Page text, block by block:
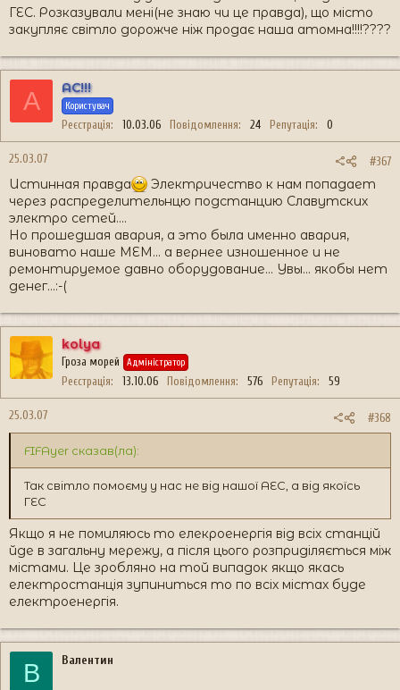
ГЕС. Розказували мені(не знаю чи це правда), що місто
закупляє світло дорожче ніж продає наша атомна!!!!????
A AC!!!
Користувач
Реєстрація 10.03.06 Повідомлення 24 Репутація 0
25.03.07 #367
Истинная правда
Электричество к нам попадает
через распределительнцю подстанцию Славутских
электро сетей....
Но прошедшая авария, а это была именно авария,
виновато наше МЕМ... а вернее изношенное и не
ремонтируемое давно оборудование... Увы... якобы нет
денег...:-(
kolya
Гроза морей Адміністратор
Реєстрація 13.10.06 Повідомлення 576 Репутація 59
25.03.07 #368
FIFAyer сказав(ла):
Так світло помоєму у нас не від нашої АЕС, а від якоїсь
ГЕС
Якщо я не помиляюсь то елекроенергія від всіх станцій
йде в загальну мережу, а після цього розприділяється між
містами. Це зробляно на той випадок якщо якась
електростанція зупиниться то по всіх містах буде
електроенергія.
В Валентин